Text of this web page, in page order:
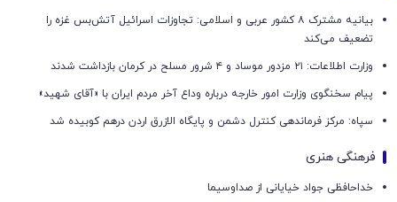
بیانیه مشترک ۸ کشور عربی و اسلامی: تجاوزات اسرائیل آتش‌بس غزه را
تضعیف می‌کند
وزارت اطلاعات: ۲۱ مزدور موساد و ۴ شرور مسلح در کرمان بازداشت شدند
پیام سخنگوی وزارت امور خارجه درباره وداع آخر مردم ایران با «آقای شهید»
سپاه: مرکز فرماندهی کنترل دشمن و پایگاه الازرق اردن درهم کوبیده شد
فرهنگی هنری
خداحافظی جواد خیایانی از صداوسیما